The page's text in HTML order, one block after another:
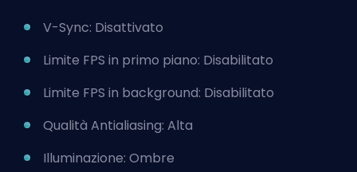
V-Sync: Disattivato
Limite FPS in primo piano: Disabilitato
Limite FPS in background: Disabilitato
Qualità Antialiasing: Alta
Illuminazione: Ombre